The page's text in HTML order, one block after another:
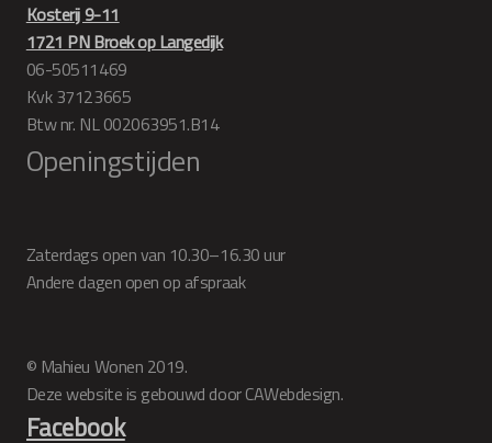
Kosterij 9-11
1721 PN Broek op Langedijk
06-50511469
Kvk 37123665
Btw nr. NL 002063951.B14
Openingstijden
Zaterdags open van 10.30–16.30 uur
Andere dagen open op afspraak
© Mahieu Wonen 2019.
Deze website is gebouwd door CAWebdesign.
Facebook